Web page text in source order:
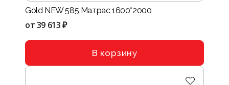
Gold NEW 585 Матрас 1600*2000
от39 613 ₽
В корзину